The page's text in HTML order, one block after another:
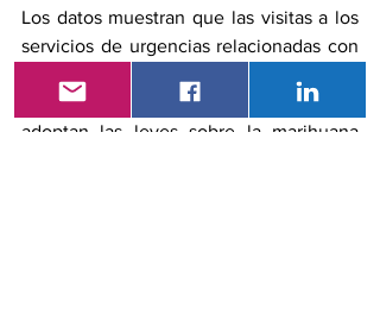
Los datos muestran que las visitas a los
servicios de urgencias relacionadas con
la línea de base después de que se
adoptan las leyes sobre la marihuana